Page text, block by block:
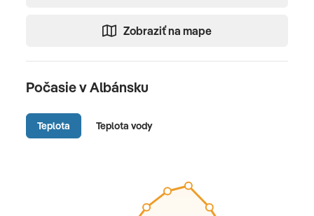
Zobraziť na mape
Počasie v Albánsku
Teplota Teplota vody